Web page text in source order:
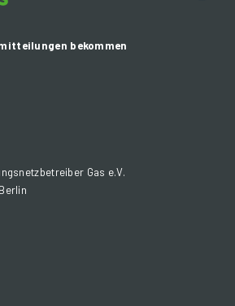
bekommen
Gas e.V.